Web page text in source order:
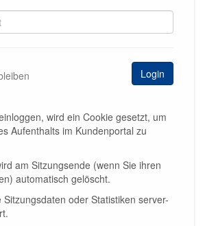
Login
wird ein Cookie gesetzt, um
Aufenthalts im Kundenportal zu
am Sitzungsende (wenn Sie ihren
automatisch gelöscht.
Sitzungsdaten oder Statistiken server-